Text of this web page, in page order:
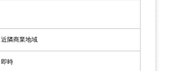
近隣商業地域
即時